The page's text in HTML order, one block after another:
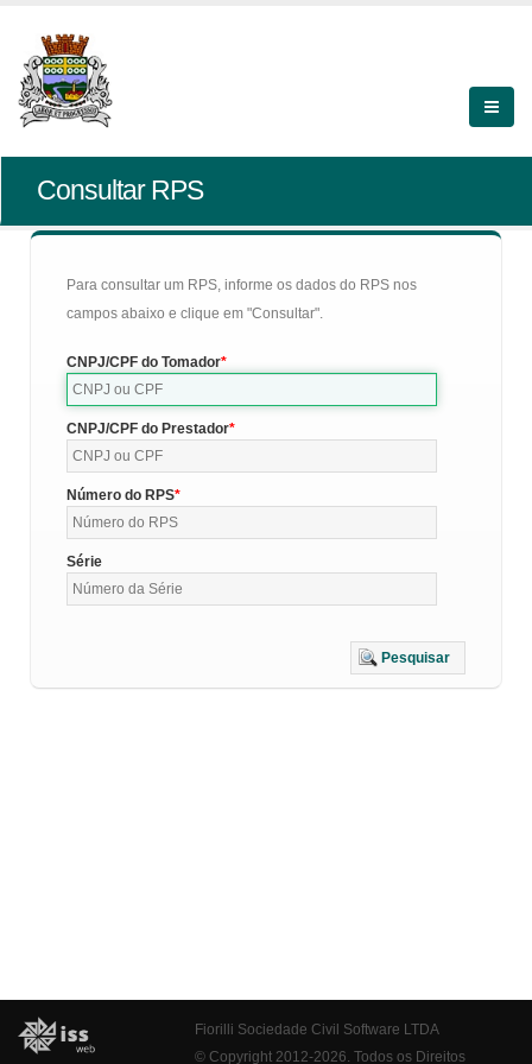
Consultar RPS
Para consultar um RPS, informe os dados do RPS nos
campos abaixo e clique em "Consultar".
CNPJ/CPF do Tomador
CNPJ/CPF do Prestador
Número do RPS
Série
Pesquisar
Fiorilli Sociedade Civil Software LTDA
© Copyright 2012-2026. Todos os Direitos